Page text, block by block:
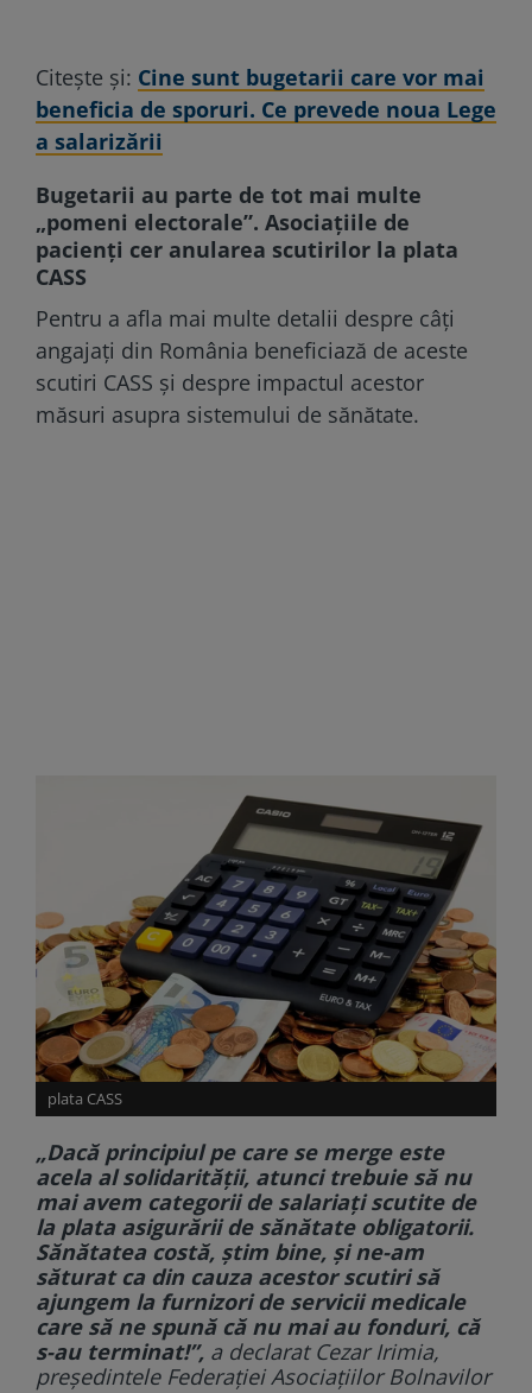
Citește și: Cine sunt bugetarii care vor mai
beneficia de sporuri. Ce prevede noua Lege
a salarizării
Bugetarii au parte de tot mai multe
„pomeni electorale”. Asociațiile de
pacienți cer anularea scutirilor la plata
CASS
Pentru a afla mai multe detalii despre câți
angajați din România beneficiază de aceste
scutiri CASS și despre impactul acestor
măsuri asupra sistemului de sănătate.
plata CASS
„Dacă principiul pe care se merge este
acela al solidarității, atunci trebuie să nu
mai avem categorii de salariați scutite de
la plata asigurării de sănătate obligatorii.
Sănătatea costă, știm bine, și ne-am
săturat ca din cauza acestor scutiri să
ajungem la furnizori de servicii medicale
care să ne spună că nu mai au fonduri, că
s-au terminat!”, a declarat Cezar Irimia,
președintele Federației Asociațiilor Bolnavilor